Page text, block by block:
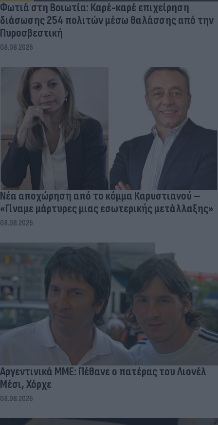
Φωτιά στη Βοιωτία: Καρέ-καρέ επιχείρηση
διάσωσης 254 πολιτών μέσω θαλάσσης από την
Πυροσβεστική
08.08.2026
Νέα αποχώρηση από το κόμμα Καρυστιανού –
«Γίναμε μάρτυρες μιας εσωτερικής μετάλλαξης»
08.08.2026
Αργεντινικά ΜΜΕ: Πέθανε ο πατέρας του Λιονέλ
Μέσι, Χόρχε
08.08.2026